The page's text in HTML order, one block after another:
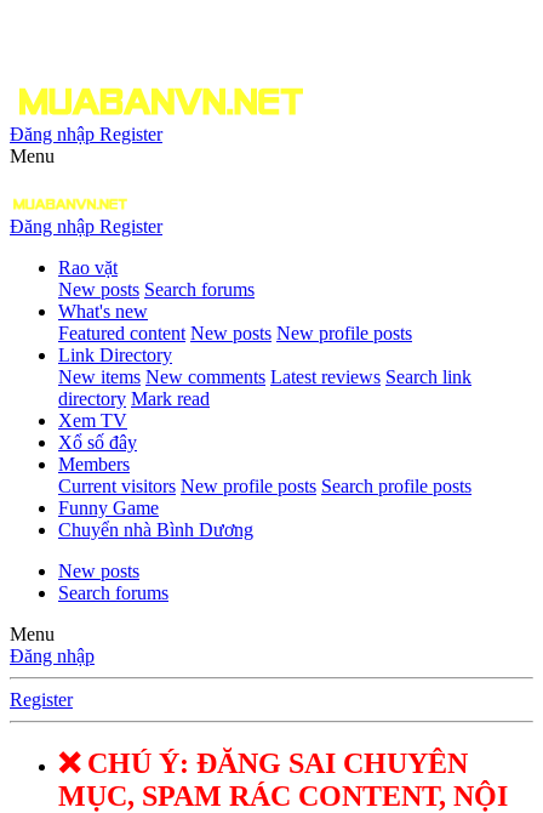
Đăng nhập Register
Menu
Đăng nhập Register
Rao vặt
New posts Search forums
What's new
Featured content New posts New profile posts
Link Directory
New items New comments Latest reviews Search link
directory Mark read
Xem TV
Xổ số đây
Members
Current visitors New profile posts Search profile posts
Funny Game
Chuyển nhà Bình Dương
New posts
Search forums
Menu
Đăng nhập
Register
❌ CHÚ Ý: ĐĂNG SAI CHUYÊN
MỤC, SPAM RÁC CONTENT, NỘI